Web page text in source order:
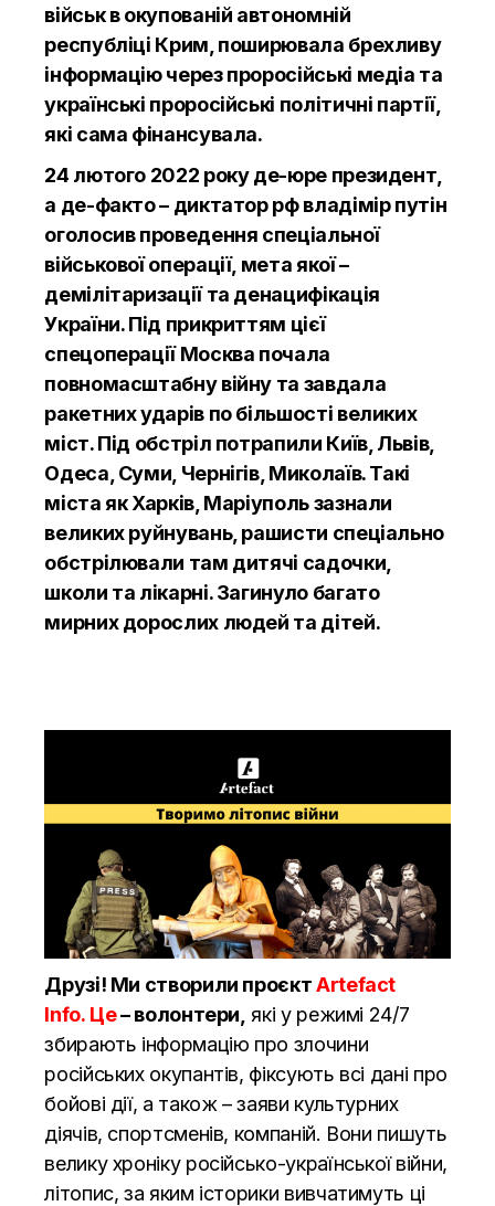
військ в окупованій автономній
республіці Крим, поширювала брехливу
інформацію через проросійські медіа та
українські проросійські політичні партії,
які сама фінансувала.
24 лютого 2022 року де-юре президент,
а де-факто – диктатор рф владімір путін
оголосив проведення спеціальної
військової операції, мета якої –
демілітаризації та денацифікація
України. Під прикриттям цієї
спецоперації Москва почала
повномасштабну війну та завдала
ракетних ударів по більшості великих
міст. Під обстріл потрапили Київ, Львів,
Одеса, Суми, Чернігів, Миколаїв. Такі
міста як Харків, Маріуполь зазнали
великих руйнувань, рашисти спеціально
обстрілювали там дитячі садочки,
школи та лікарні. Загинуло багато
мирних дорослих людей та дітей.
Друзі! Ми створили проєктArtefact
Info. Це– волонтери, які у режимі 24/7
збирають інформацію про злочини
російських окупантів, фіксують всі дані про
бойові дії, а також – заяви культурних
діячів, спортсменів, компаній. Вони пишуть
велику хроніку російсько-української війни,
літопис, за яким історики вивчатимуть ці